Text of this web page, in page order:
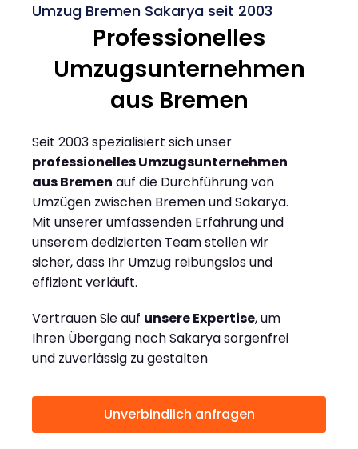
Umzug Bremen Sakarya seit 2003
Professionelles
Umzugsunternehmen
aus Bremen
Seit 2003 spezialisiert sich unser
professionelles Umzugsunternehmen
aus Bremen auf die Durchführung von
Umzügen zwischen Bremen und Sakarya.
Mit unserer umfassenden Erfahrung und
unserem dedizierten Team stellen wir
sicher, dass Ihr Umzug reibungslos und
effizient verläuft.
Vertrauen Sie auf unsere Expertise, um
Ihren Übergang nach Sakarya sorgenfrei
und zuverlässig zu gestalten
Unverbindlich anfragen